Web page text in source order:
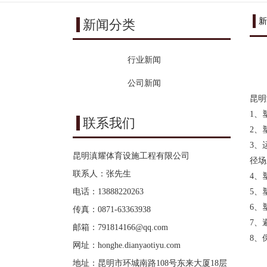
新闻分类
行业新闻
公司新闻
联系我们
昆明滇耀体育设施工程有限公司
联系人：张先生
电话：13888220263
传真：0871-63363938
邮箱： 791814166@qq.com
网址： honghe.dianyaotiyu.com
地址：昆明市环城南路108号东来大厦18层
昆
1、
2、
3、
径
4、
5、
6、
7、
8、